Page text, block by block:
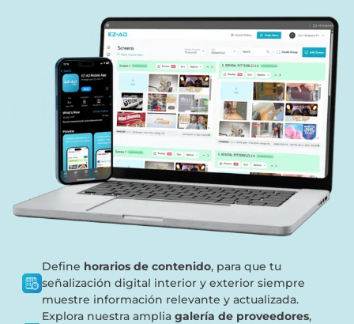
Define horarios de contenido, para que tu
señalización digital interior y exterior siempre
muestre información relevante y actualizada.
Explora nuestra amplia galería de proveedores,